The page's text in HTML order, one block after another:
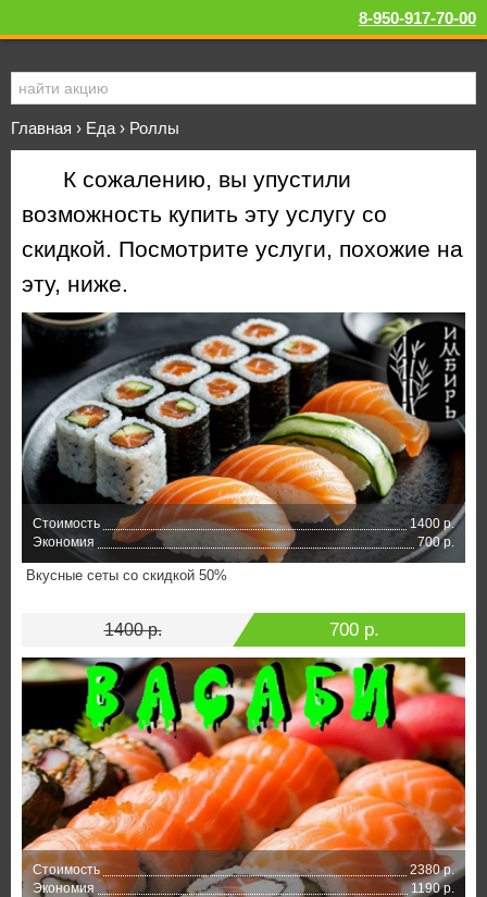
8-950-917-70-00
Главная › Еда › Роллы
К сожалению, вы упустили
возможность купить эту услугу со
скидкой. Посмотрите услуги, похожие на
эту, ниже.
Стоимость
1400 р.
Экономия
700 р.
Вкусные сеты со скидкой 50%
1400 р. 700 р.
Стоимость
2380 р.
Экономия
1190 р.